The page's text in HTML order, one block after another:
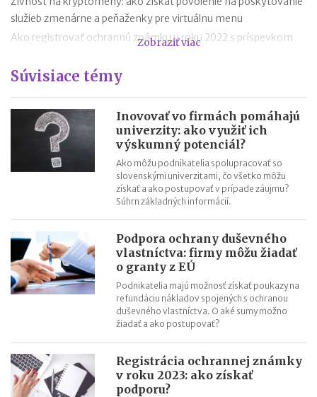
služieb zmenárne a peňaženky pre virtuálnu menu
Ako registrovať ochrannú známku v roku 2022 s príspevkom
Ako registrovať ochrannú známku v roku 2021 s príspevkom od
Výmaz organizačných zložiek, ktoré do 30. 9. 2021 nepotvrdia
svoje údaje v obchodnom registri
Povinný zápis rodného čísla a čísla občianskeho do obchodného
registra do 30.9.2021
Odmena likvidátora spoločnosti od 1.10.2020
Výhody vstupu spoločnosti do likvidácie do 30.9.2020 – čo
treba stihnúť?
Zobraziť viac
Súvisiace témy
Inovovať vo firmách pomáhajú
univerzity: ako využiť ich
výskumný potenciál?
Ako môžu podnikatelia spolupracovať so
slovenskými univerzitami, čo všetko môžu
získať a ako postupovať v prípade záujmu?
Súhrn základných informácií.
Podpora ochrany duševného
vlastníctva: firmy môžu žiadať
o granty z EÚ
Podnikatelia majú možnosť získať poukazy na
refundáciu nákladov spojených s ochranou
duševného vlastníctva. O aké sumy možno
žiadať a ako postupovať?
Registrácia ochrannej známky
v roku 2023: ako získať
podporu?